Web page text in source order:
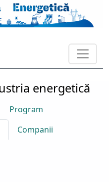
energetică
Program
Companii